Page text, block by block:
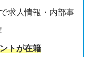
求人情報・内部事
トが在籍